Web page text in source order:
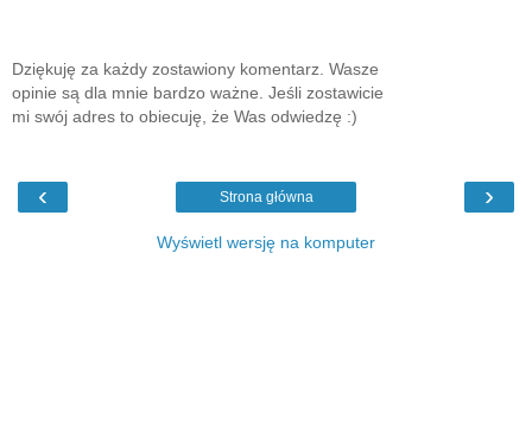
Dziękuję za każdy zostawiony komentarz. Wasze
opinie są dla mnie bardzo ważne. Jeśli zostawicie
mi swój adres to obiecuję, że Was odwiedzę :)
‹ ›
Strona główna
Wyświetl wersję na komputer